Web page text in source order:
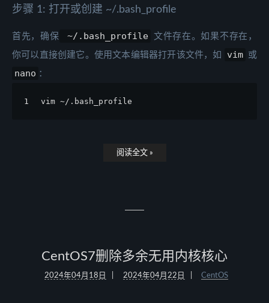
步骤 1: 打开或创建 ~/.bash_profile
首先，确保 ~/.bash_profile 文件存在。如果不存在，
你可以直接创建它。使用文本编辑器打开该文件，如 vim 或
nano ：
1 vim ~/.bash_profile
阅读全文 »
CentOS7删除多余无用内核核心
2024年04月18日 2024年04月22日 CentOS